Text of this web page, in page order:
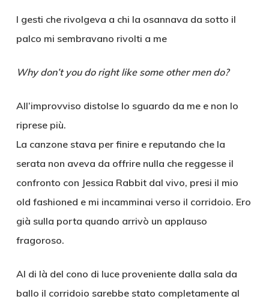
I gesti che rivolgeva a chi la osannava da sotto il
palco mi sembravano rivolti a me
Why don’t you do right like some other men do?
All’improvviso distolse lo sguardo da me e non lo
riprese più.
La canzone stava per finire e reputando che la
serata non aveva da offrire nulla che reggesse il
confronto con Jessica Rabbit dal vivo, presi il mio
old fashioned e mi incamminai verso il corridoio. Ero
già sulla porta quando arrivò un applauso
fragoroso.
Al di là del cono di luce proveniente dalla sala da
ballo il corridoio sarebbe stato completamente al